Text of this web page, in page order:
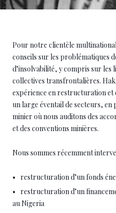
Pour notre clientèle
conseils sur les problématiques
d’insolvabilité, y compris sur les
collectives transfrontalières.
expérience en restructuration et
un large éventail de secteurs,
minier où nous auditons des
et des conventions minières.
Nous sommes récemment
restructuration d’un fonds
restructuration d’un
au Nigeria